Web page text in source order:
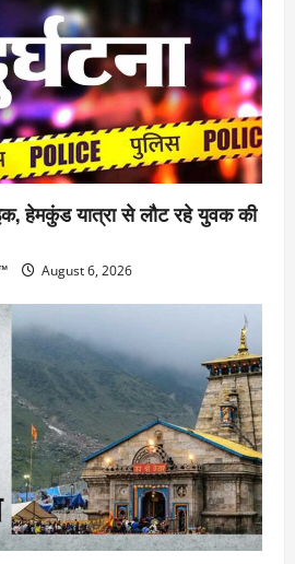
हेमकुंड यात्रा से लौट रहे युवक की
August 6, 2026